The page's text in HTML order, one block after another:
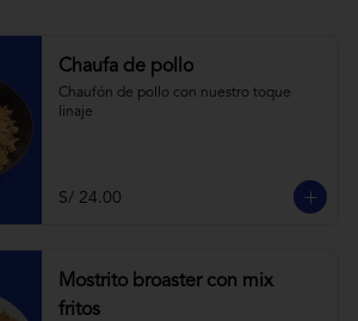
Chaufa de pollo
Chaufón de pollo con nuestro toque
linaje
S/ 24.00
Mostrito broaster con mix
fritos